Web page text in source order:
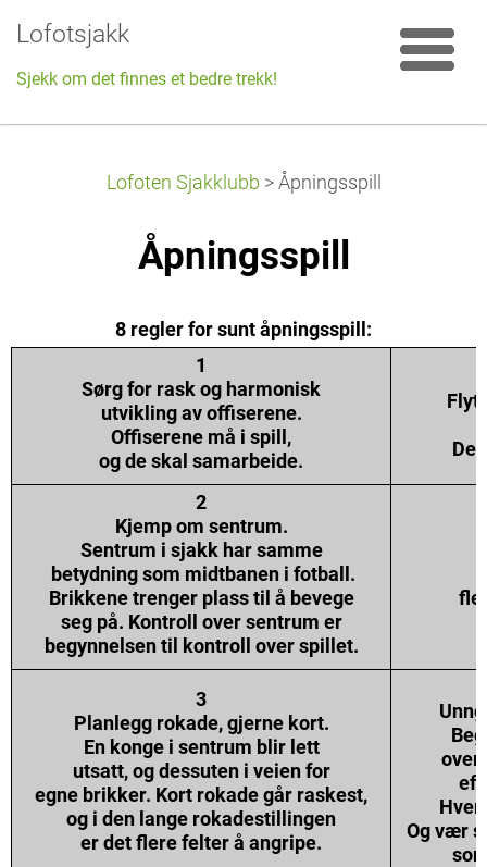
Lofotsjakk
Sjekk om det finnes et bedre trekk!
Lofoten Sjakklubb > Åpningsspill
Åpningsspill
8 regler for sunt åpningsspill:
1
Sørg for rask og harmonisk
utvikling av offiserene.
Offiserene må i spill,
og de skal samarbeide.
2
Kjemp om sentrum.
Sentrum i sjakk har samme
betydning som midtbanen i fotball.
Brikkene trenger plass til å bevege
seg på. Kontroll over sentrum er
begynnelsen til kontroll over spillet.
3
Planlegg rokade, gjerne kort.
En konge i sentrum blir lett
utsatt, og dessuten i veien for
egne brikker. Kort rokade går raskest,
og i den lange rokadestillingen
er det flere felter å angripe.
over
Og vær